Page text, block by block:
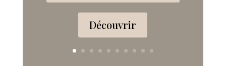
Découvrir